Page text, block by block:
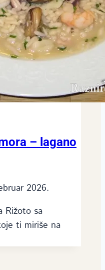
– lagano
2026.
Rižoto sa
ti miriše na